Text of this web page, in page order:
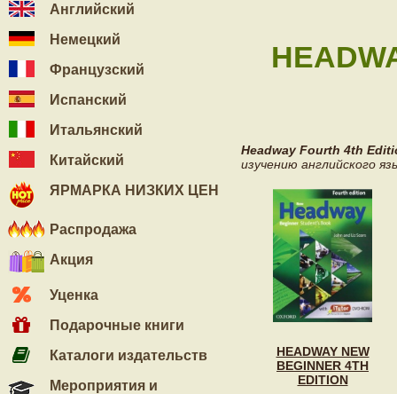
Английский
Немецкий
Французский
Испанский
Итальянский
Китайский
ЯРМАРКА НИЗКИХ ЦЕН
Распродажа
Акция
Уценка
Подарочные книги
Каталоги издательств
Мероприятия и
Headway Fourth 4th
изучению английского
HEADWAY NEW
BEGINNER 4TH
EDITION